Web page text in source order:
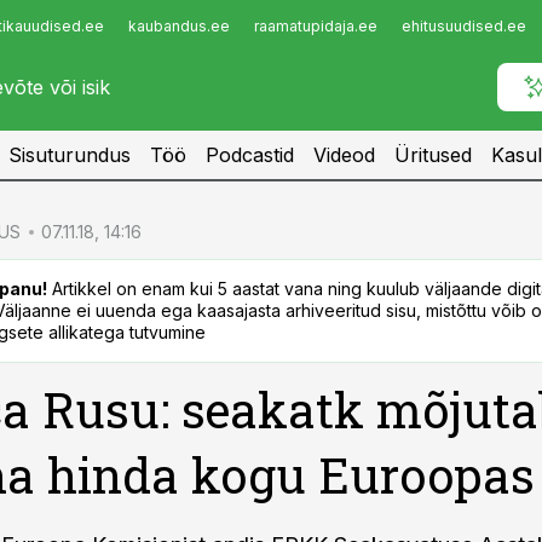
kaubandus.ee raamatupidaja.ee ehitusuudised.ee
Infopank
Sisuturundus Töö Podcastid Videod Üritused
07.11.18, 14:16
Artikkel on enam kui 5 aastat vana ning kuulub väljaande
ei uuenda ega kaasajasta arhiveeritud sisu, mistõttu võib
allikatega tutvumine
Rusu: seakatk
hinda kogu Euroopas